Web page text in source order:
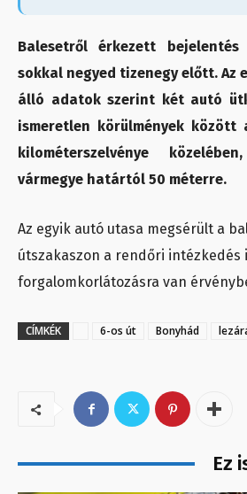
Balesetről érkezett
sokkal negyed tizenegy előtt. Az
álló adatok szerint két autó
ismeretlen körülmények
kilométerszelvénye
vármegye határtól 50 méterre.
Az egyik autó utasa megsérült a
útszakaszon a rendőri intézkedés
forgalomkorlátozásra van
CÍMKÉK 6-os út Bonyhád
Ez